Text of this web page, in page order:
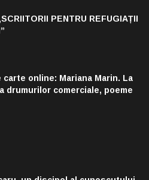
PENTRU REFUGIAȚII
carte online: Mariana Marin. La
drumurilor comerciale, poeme